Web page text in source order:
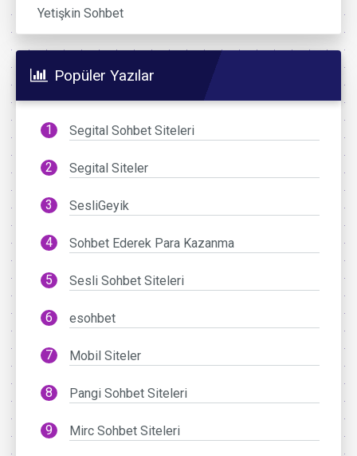
Yetişkin Sohbet
Popüler Yazılar
Segital Sohbet Siteleri
Segital Siteler
SesliGeyik
Sohbet Ederek Para Kazanma
Sesli Sohbet Siteleri
esohbet
Mobil Siteler
Pangi Sohbet Siteleri
Mirc Sohbet Siteleri